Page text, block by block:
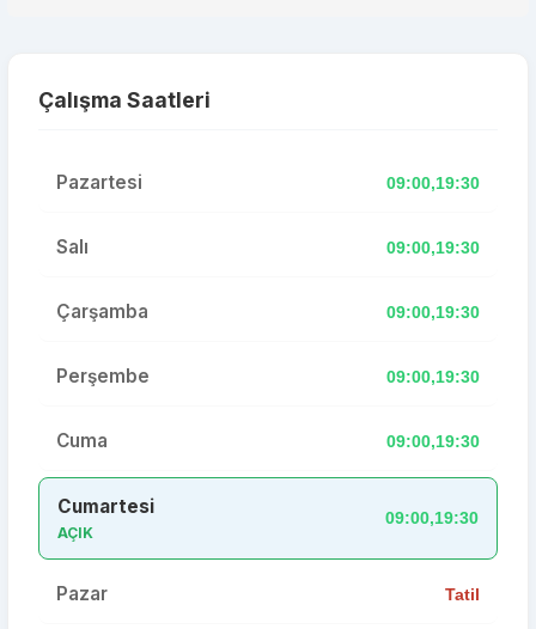
Çalışma Saatleri
Pazartesi 09:00,19:30
Salı 09:00,19:30
Çarşamba 09:00,19:30
Perşembe 09:00,19:30
Cuma 09:00,19:30
Cumartesi
AÇIK
09:00,19:30
Pazar Tatil